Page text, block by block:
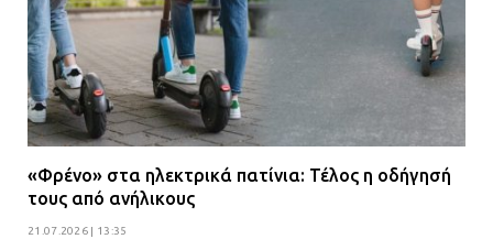
«Φρένο» στα ηλεκτρικά πατίνια: Τέλος η οδήγησή
τους από ανήλικους
21.07.2026 | 13:35